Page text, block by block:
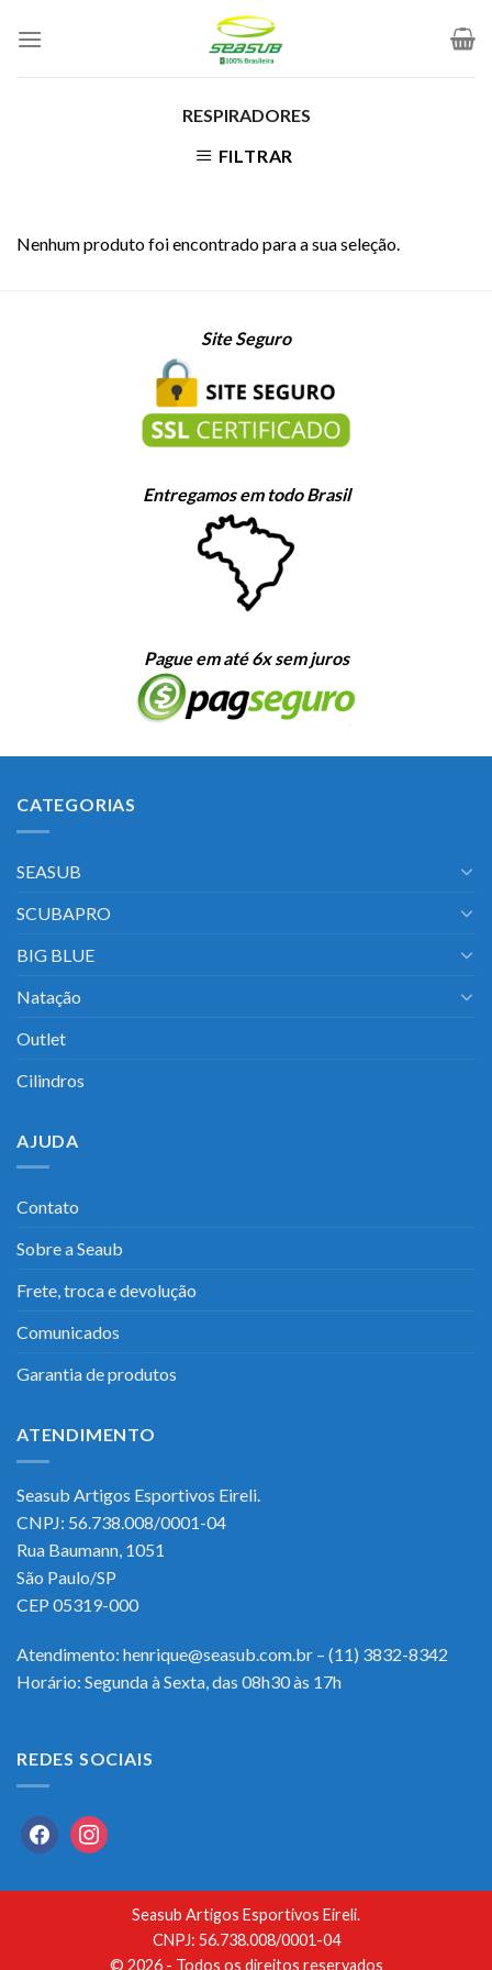
RESPIRADORES
FILTRAR
Nenhum produto foi encontrado para a sua seleção.
Site Seguro
Entregamos em todo Brasil
Pague em até 6x sem juros
CATEGORIAS
SEASUB
SCUBAPRO
BIG BLUE
Natação
Outlet
Cilindros
AJUDA
Contato
Sobre a Seaub
Frete, troca e devolução
Comunicados
Garantia de produtos
ATENDIMENTO
Seasub Artigos Esportivos Eireli.
CNPJ: 56.738.008/0001-04
Rua Baumann, 1051
São Paulo/SP
CEP 05319-000
Atendimento: henrique@seasub.com.br – (11) 3832-8342
Horário: Segunda à Sexta, das 08h30 às 17h
REDES SOCIAIS
facebookinstagram
Seasub Artigos Esportivos Eireli.
CNPJ: 56.738.008/0001-04
© 2026 - Todos os direitos reservados